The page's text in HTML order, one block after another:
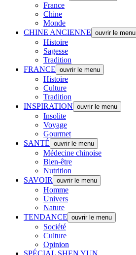
France
Chine
Monde
CHINE ANCIENNE ouvrir le menu
Histoire
Sagesse
Tradition
FRANCE ouvrir le menu
Histoire
Culture
Tradition
INSPIRATION ouvrir le menu
Insolite
Voyage
Gourmet
SANTÉ ouvrir le menu
Médecine chinoise
Bien-être
Nutrition
SAVOIR
ouvrir le menu
Homme
Univers
Nature
TENDANCE ouvrir le menu
Société
Culture
Opinion
SPÉCIAL SHEN YUN